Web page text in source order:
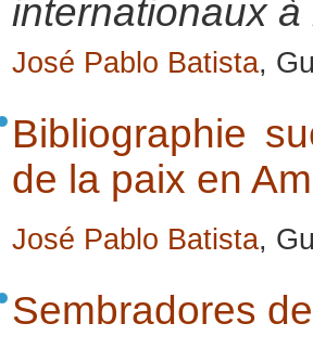
internationaux
José Pablo Batista,
Bibliographie
de la paix en
José Pablo Batista,
Sembradores